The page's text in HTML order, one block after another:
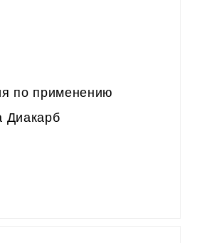
по применению
Диакарб